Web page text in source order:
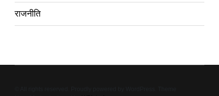
राजनीति